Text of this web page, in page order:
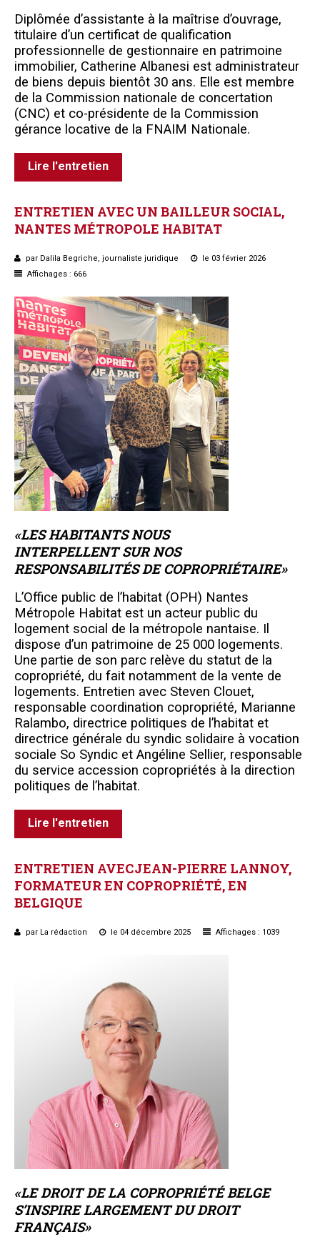
Diplômée d’assistante à la maîtrise d’ouvrage,
titulaire d’un certificat de qualification
professionnelle de gestionnaire en patrimoine
immobilier, Catherine Albanesi est administrateur
de biens depuis bientôt 30 ans. Elle est membre
de la Commission nationale de concertation
(CNC) et co-présidente de la Commission
gérance locative de la FNAIM Nationale.
Lire l'entretien
ENTRETIEN AVEC UN BAILLEUR SOCIAL,
NANTES MÉTROPOLE HABITAT
par Dalila Begriche, journaliste juridique
le 03 février 2026
Affichages : 666
«LES HABITANTS NOUS
INTERPELLENT SUR NOS
RESPONSABILITÉS DE COPROPRIÉTAIRE»
L’Office public de l’habitat (OPH) Nantes
Métropole Habitat est un acteur public du
logement social de la métropole nantaise. Il
dispose d’un patrimoine de 25 000 logements.
Une partie de son parc relève du statut de la
copropriété, du fait notamment de la vente de
logements. Entretien avec Steven Clouet,
responsable coordination copropriété, Marianne
Ralambo, directrice politiques de l’habitat et
directrice générale du syndic solidaire à vocation
sociale So Syndic et Angéline Sellier, responsable
du service accession copropriétés à la direction
politiques de l’habitat.
Lire l'entretien
ENTRETIEN AVEC JEAN-PIERRE LANNOY,
FORMATEUREN COPROPRIÉTÉ,EN
BELGIQUE
par La rédaction le 04 décembre 2025 Affichages : 1039
«LE DROIT DE LA COPROPRIÉTÉ BELGE
S’INSPIRE LARGEMENT DU DROIT
FRANÇAIS»